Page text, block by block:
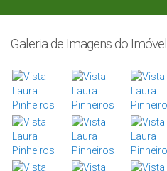
Galeria de Imagens do